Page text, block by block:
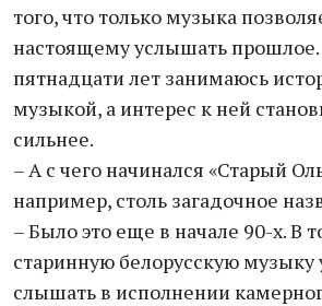
того, что только музыка
настоящему услышать прошлое.
пятнадцати лет занимаюсь
музыкой, а интерес к ней
сильнее.
– А с чего начинался «Старый
например, столь загадочное
– Было это еще в начале 90-х. В
старинную белорусскую
слышать в исполнении